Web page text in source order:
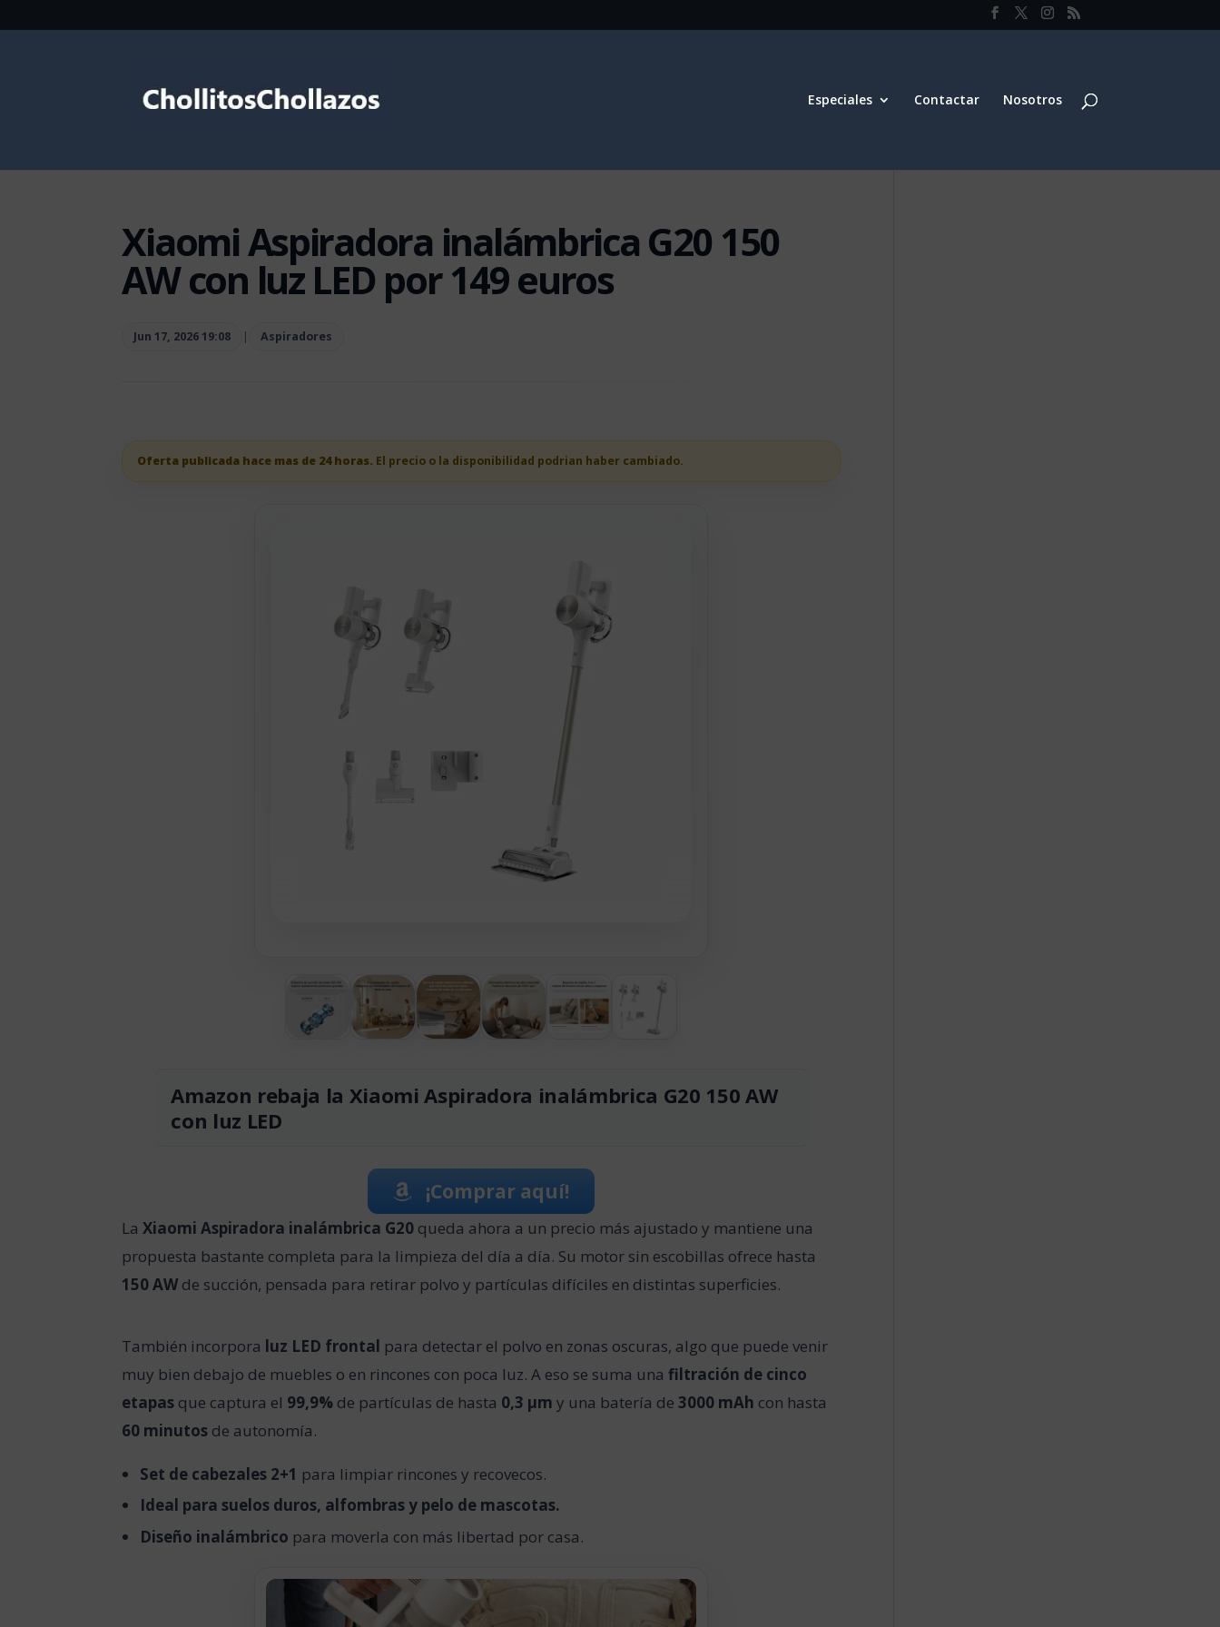
Especiales Contactar Nosotros
Xiaomi Aspiradora inalámbrica G20 150
AW con luz LED por 149 euros
Jun 17, 2026 19:08 | Aspiradores
Oferta publicada hace mas de 24 horas. El precio o la disponibilidad podrian haber cambiado.
Amazon rebaja la Xiaomi Aspiradora inalámbrica G20 150 AW
con luz LED
¡Comprar aquí!
LaXiaomi Aspiradora inalámbrica G20 queda ahora a un precio más ajustado y mantiene una
propuesta bastante completa para la limpieza del día a día. Su motor sin escobillas ofrece hasta
150 AW de succión, pensada para retirar polvo y partículas difíciles en distintas superficies.
También incorpora luz LED frontal para detectar el polvo en zonas oscuras, algo que puede venir
muy bien debajo de muebles o en rincones con poca luz. A eso se suma unafiltración de cinco
etapas que captura el 99,9% de partículas de hasta 0,3 μm y una batería de3000 mAh con hasta
60 minutos de autonomía.
Set de cabezales 2+1 para limpiar rincones y recovecos.
Ideal para suelos duros, alfombras y pelo de mascotas.
Diseño inalámbrico para moverla con más libertad por casa.